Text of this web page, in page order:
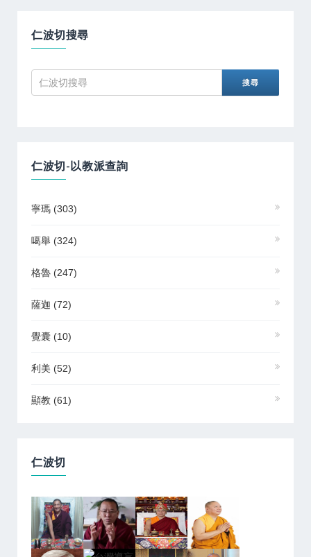
仁波切搜尋
仁波切-以教派查詢
寧瑪 (303)
噶舉 (324)
格魯 (247)
薩迦 (72)
覺囊 (10)
利美 (52)
顯教 (61)
仁波切